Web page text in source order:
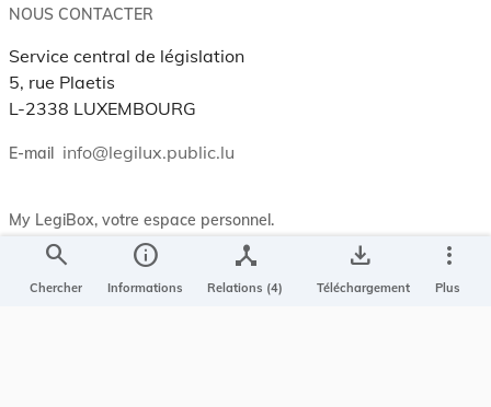
search
Chercher
info
Informations
device_hub
Relations (4)
save_alt
Téléchargement
more_vert
Plus
NOUS CONTACTER
Service central de législation
5, rue Plaetis
L-2338 LUXEMBOURG
E-mail info@legilux.public.lu
My LegiBox, votre espace personnel.
Se connecter